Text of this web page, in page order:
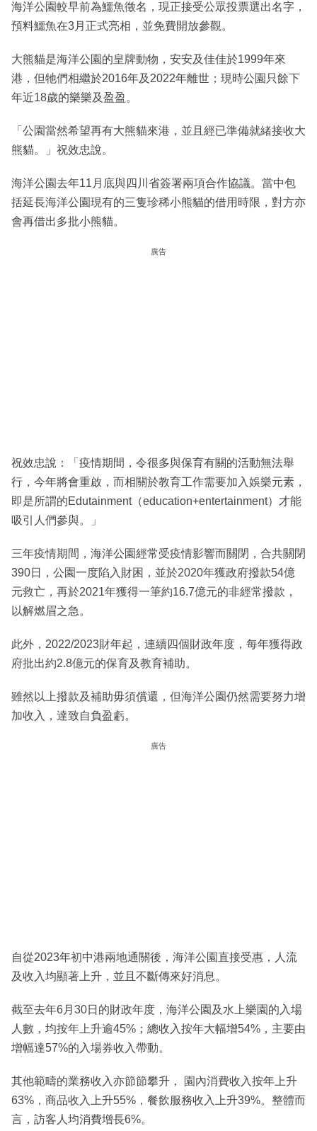
海洋公園較早前為鱷魚徵名，現正接受公眾投票選出名字，
預料鱷魚在3月正式亮相，並免費開放參觀。
大熊貓是海洋公園的皇牌動物，安安及佳佳於1999年來
港，但牠們相繼於2016年及2022年離世；現時公園只餘下
年近18歲的樂樂及盈盈。
「公園當然希望再有大熊貓來港，並且經已準備就緒接收大
熊貓。」祝效忠說。
海洋公園去年11月底與四川省簽署兩項合作協議。當中包
括延長海洋公園現有的三隻珍稀小熊貓的借用時限，對方亦
會再借出多批小熊貓。
廣告
祝效忠說：「疫情期間，令很多與保育有關的活動無法舉
行，今年將會重啟，而相關於教育工作需要加入娛樂元素，
即是所謂的Edutainment（education+entertainment）才能
吸引人們參與。」
三年疫情期間，海洋公園經常受疫情影響而關閉，合共關閉
390日，公園一度陷入財困，並於2020年獲政府撥款54億
元救亡，再於2021年獲得一筆約16.7億元的非經常撥款，
以解燃眉之急。
此外，2022/2023財年起，連續四個財政年度，每年獲得政
府批出約2.8億元的保育及教育補助。
雖然以上撥款及補助毋須償還，但海洋公園仍然需要努力增
加收入，達致自負盈虧。
廣告
自從2023年初中港兩地通關後，海洋公園直接受惠，人流
及收入均顯著上升，並且不斷傳來好消息。
截至去年6月30日的財政年度，海洋公園及水上樂園的入場
人數，均按年上升逾45%；總收入按年大幅增54%，主要由
增幅達57%的入場券收入帶動。
其他範疇的業務收入亦節節攀升， 園內消費收入按年上升
63%，商品收入上升55%，餐飲服務收入上升39%。整體而
言，訪客人均消費增長6%。